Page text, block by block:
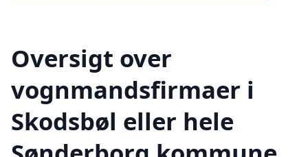
Oversigt over
vognmandsfirmaer i
Skodsbøl eller hele